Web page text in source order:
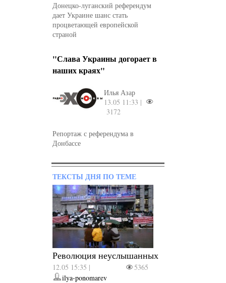
Донецко-луганский референдум
дает Украине шанс стать
процветающей европейской
страной
"Слава Украины догорает в
наших краях"
Илья Азар
13.05 11:33 |
3172
Репортаж с референдума в
Донбассе
ТЕКСТЫ ДНЯ ПО ТЕМЕ
Революция неуслышанных
12.05 15:35 |
5365
ilya-ponomarev